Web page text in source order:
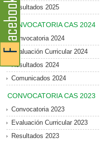
Resultados 2025
CONVOCATORIA CAS 2024
Convocatoria 2024
Evaluación Curricular 2024
Resultados 2024
Comunicados 2024
CONVOCATORIA CAS 2023
Convocatoria 2023
Evaluación Curricular 2023
Resultados 2023